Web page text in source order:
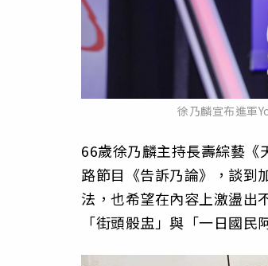
徐乃麟宣布進軍
66歲徐乃麟主持長壽綜藝
路節目《告訴乃論》，談到
法，也希望在內容上激盪出
「街頭骰盅」與「一日國